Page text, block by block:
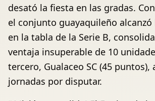
desató la fiesta en las gradas.
el conjunto guayaquileño
en la tabla de la Serie B,
ventaja insuperable de 10
tercero, Gualaceo SC (45 puntos),
jornadas por disputar.